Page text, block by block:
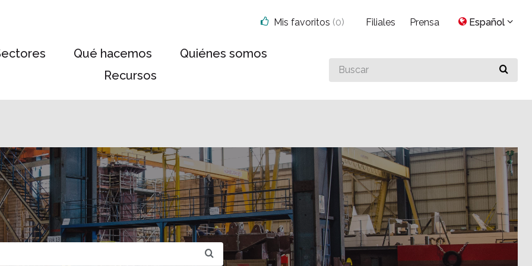
Qué hacemos
Quiénes somos
Recursos
Buscar
algo
Mis favoritos (0) Filiales Prensa Español